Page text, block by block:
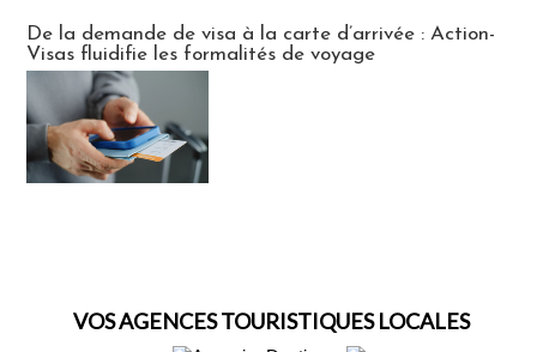
De la demande de visa à la carte d’arrivée : Action-
Visas fluidifie les formalités de voyage
VOS AGENCES TOURISTIQUES LOCALES